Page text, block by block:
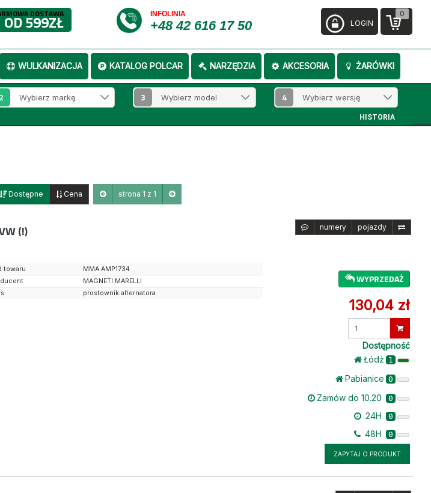
DOSTAWA
OD 599ZŁ INFOLINIA
+48 42 616 17 50
WULKANIZACJA KATALOG POLCAR NARZĘDZIA AKCESORIA ŻARÓWKI
0
LOGIN
2 3 4
HISTORIA
Dostępne Cena strona 1 z 1
(!) numery pojazdy
WYPRZEDAŻ
130,04 zł
Dostępność
Łódż 1
Pabianice 0
Zamów do 10.20 0
24H 0
48H 0
ZAPYTAJ O PRODUKT
towaru
MMA AMP1734
MAGNETI MARELLI
prostownik alternatora